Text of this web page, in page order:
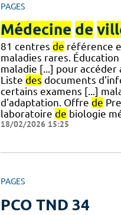
PAGES
Médecine de
81 centres de référence
maladies rares.
maladie [...] pour accéder
Liste des documents
certains examens [...]
d'adaptation. Offre de
laboratoire de biologie
18/02/2026 15:25
PAGES
PCO TND 34